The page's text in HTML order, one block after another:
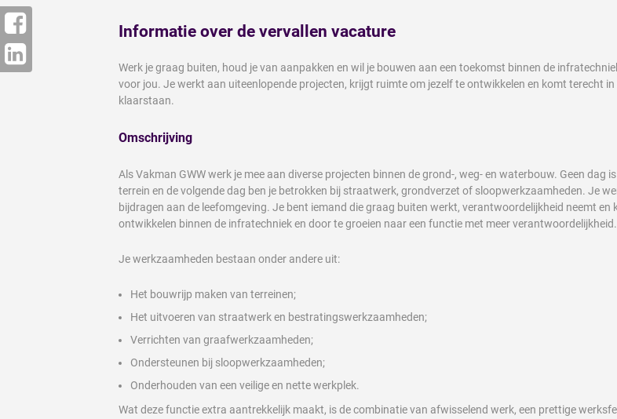
Informatie over de vervallen vacature
Werk je graag buiten, houd je van aanpakken en wil je bouwen aan een toekomst binnen de
voor jou. Je werkt aan uiteenlopende projecten, krijgt ruimte om jezelf te ontwikkelen en komt terecht
klaarstaan.
Omschrijving
Als Vakman GWW werk je mee aan diverse projecten binnen de grond-, weg- en waterbouw. Geen dag
terrein en de volgende dag ben je betrokken bij straatwerk, grondverzet of sloopwerkzaamheden. Je
bijdragen aan de leefomgeving. Je bent iemand die graag buiten werkt, verantwoordelijkheid neemt
ontwikkelen binnen de infratechniek en door te groeien naar een functie met meer verantwoordelijkheid.
Je werkzaamheden bestaan onder andere uit:
Het bouwrijp maken van terreinen;
Het uitvoeren van straatwerk en bestratingswerkzaamheden;
Verrichten van graafwerkzaamheden;
Ondersteunen bij sloopwerkzaamheden;
Onderhouden van een veilige en nette werkplek.
Wat deze functie extra aantrekkelijk maakt, is de combinatie van afwisselend werk, een prettige